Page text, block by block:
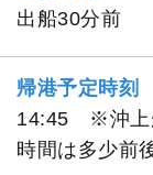
出船30分前
帰港予定時刻
14:45 ※沖上
時間は多少前